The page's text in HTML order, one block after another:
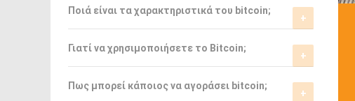
Ποιά είναι τα χαρακτηριστικά του bitcoin;
Το bitcoin έχει αρκετά σημαντικά
χαρακτηριστικά που το ξεχωρίζουν από τα
ελεγχόμενα-από-κυβερνήσεις νομίσματα.
Γιατί να χρησιμοποιήσετε το Bitcoin;
Το bitcoin είναι μια σχετικά νέα μορφή
νομίσματος, η οποία τώρα αρχίζει να γίνεται
Πως μπορεί κάποιος να αγοράσει bitcoin;